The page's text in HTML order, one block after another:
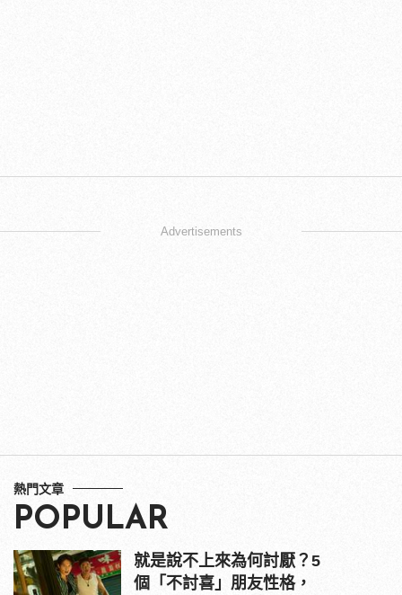
Advertisements
熱門文章
POPULAR
就是說不上來為何討厭？5
個「不討喜」朋友性格，